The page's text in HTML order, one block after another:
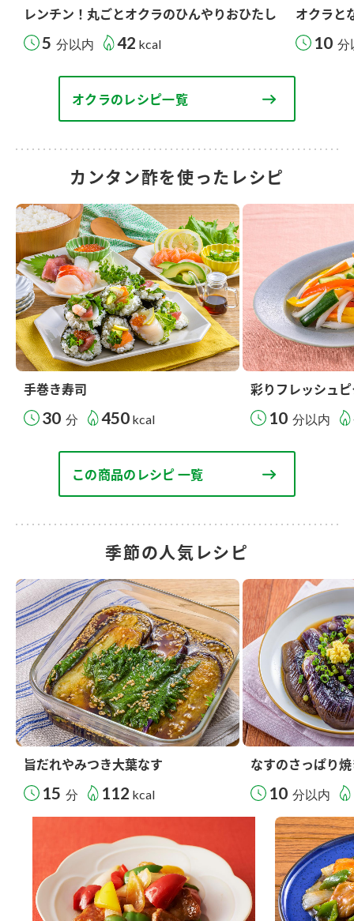
レンチン！丸ごとオクラのひんやりおひたし
5 分以内 42 kcal
オクラと
10 分
オクラのレシピ一覧
カンタン酢を使ったレシピ
手巻き寿司
30 分 450 kcal
彩りフレッシュ
10 分以内
この商品のレシピ 一覧
季節の人気レシピ
旨だれやみつき大葉なす
15 分 112 kcal
なすのさっぱり
10 分以内